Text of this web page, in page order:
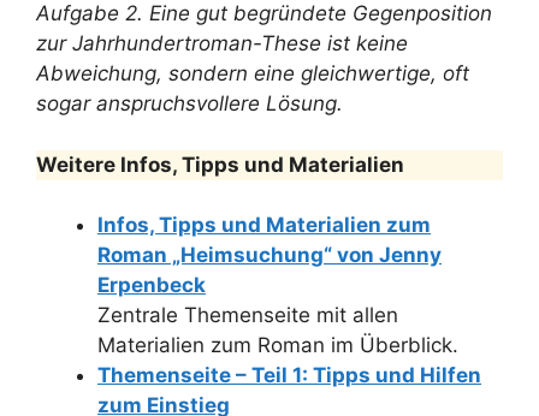
Aufgabe 2. Eine gut begründete Gegenposition
zur Jahrhundertroman-These ist keine
Abweichung, sondern eine gleichwertige, oft
sogar anspruchsvollere Lösung.
Weitere Infos, Tipps und Materialien
Infos, Tipps und Materialien zum
Roman „Heimsuchung“ von Jenny
Erpenbeck
Zentrale Themenseite mit allen
Materialien zum Roman im Überblick.
Themenseite – Teil 1: Tipps und Hilfen
zum Einstieg